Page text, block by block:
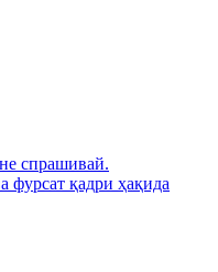
спрашивай.
фурсат қадри ҳақида